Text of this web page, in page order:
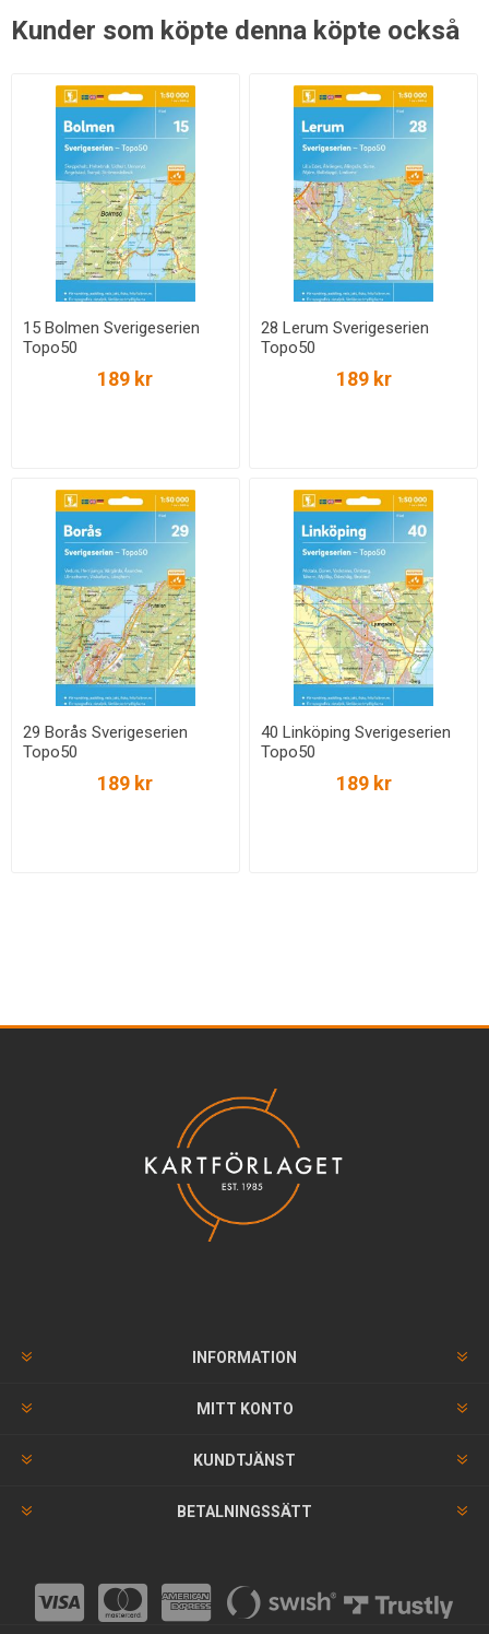
Kunder som köpte denna köpte också
15 Bolmen Sverigeserien
Topo50
189 kr
28 Lerum Sverigeserien
Topo50
189 kr
29 Borås Sverigeserien
Topo50
189 kr
40 Linköping Sverigeserien
Topo50
189 kr
INFORMATION
MITT KONTO
KUNDTJÄNST
BETALNINGSSÄTT